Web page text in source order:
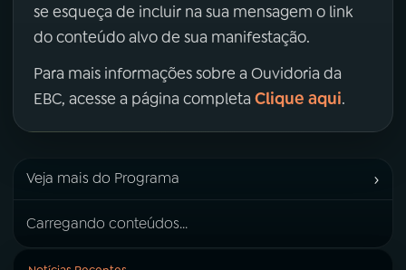
se esqueça de incluir na sua mensagem o link
do conteúdo alvo de sua manifestação.
Para mais informações sobre a Ouvidoria da
EBC, acesse a página completa Clique aqui.
Veja mais do Programa ›
Carregando conteúdos...